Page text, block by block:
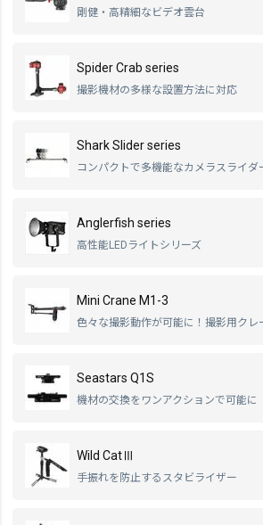
剛健・高精細なビデオ雲台
Spider Crab series
撮影機材の多様な設置方法に対応
Shark Slider series
コンパクトで多機能なカメラスライダ
Anglerfish series
高性能LEDライトシリーズ
Mini Crane M1-3
色々な撮影動作が可能に！撮影用クレ
Seastars Q1S
機材の交換をワンアクションで可能に
Wild CatⅢ
手振れを防止するスタビライザー